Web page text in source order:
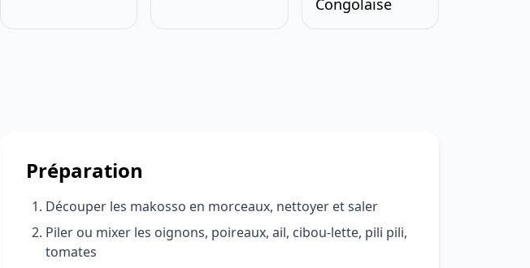
Congolaise
Préparation
Découper les makosso en morceaux, nettoyer et saler
Piler ou mixer les oignons, poireaux, ail, cibou-lette, pili pili,
tomates